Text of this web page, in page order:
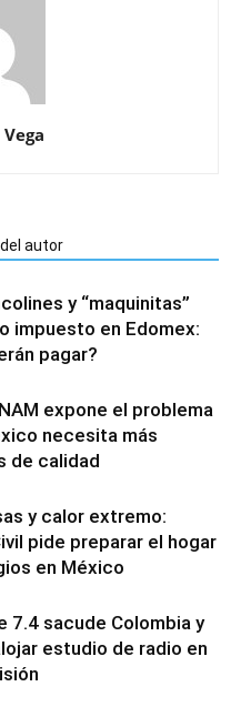
autor
y “maquinitas”
impuesto en Edomex:
pagar?
expone el problema
necesita más
de calidad
y calor extremo:
pide preparar el hogar
en México
7.4 sacude Colombia y
estudio de radio en